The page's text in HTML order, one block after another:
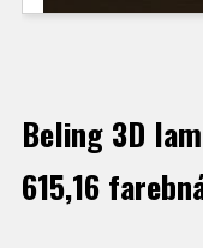
Beling 3D
615,16